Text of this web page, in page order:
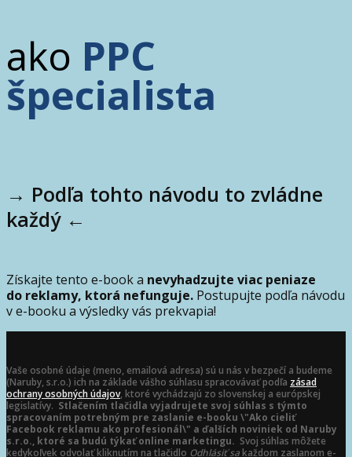
ako PPC
špecialista
→ Podľa tohto návodu to zvládne
každý ←
Získajte tento e-book a nevyhadzujte viac peniaze
do reklamy, ktorá nefunguje. Postupujte podľa návodu
v e-booku a výsledky vás prekvapia!
Vaše osobné údaje (meno, emailová adresa) sú u nás v bezpečí a budeme
(Naruby, s.r.o.) ich na základe vášho súhlasu spracovávať podľa zásad
ochrany osobných údajov, ktoré vychádzajú zo slovenskej a európskej
legislatívy. Stlačením tlačidla vyjadrujete svoj súhlas s týmto
spracovaním potrebným pre zaslanie e-booku \"Ako cieliť
Facebook reklamu ako profesionál\" a ďalších noviniek od Naruby
s.r.o., ktoré sa budú týkať online marketingu. Svoj súhlas môžete
kedykoľvek odvolať kliknutím na tlačidlo Odhlásiť sakaždom zaslanom e-